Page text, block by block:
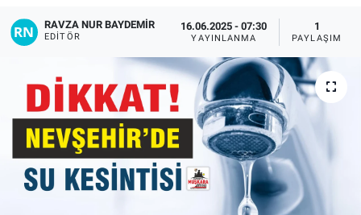
RAVZA NUR BAYDEMIR
EDITÖR
16.06.2025 - 07:30
YAYINLANMA
1
PAYLAŞIM
Kapadokya
Kültür - Sanat
Yaşam
VEFATLAR
Son Dakika Haberleri